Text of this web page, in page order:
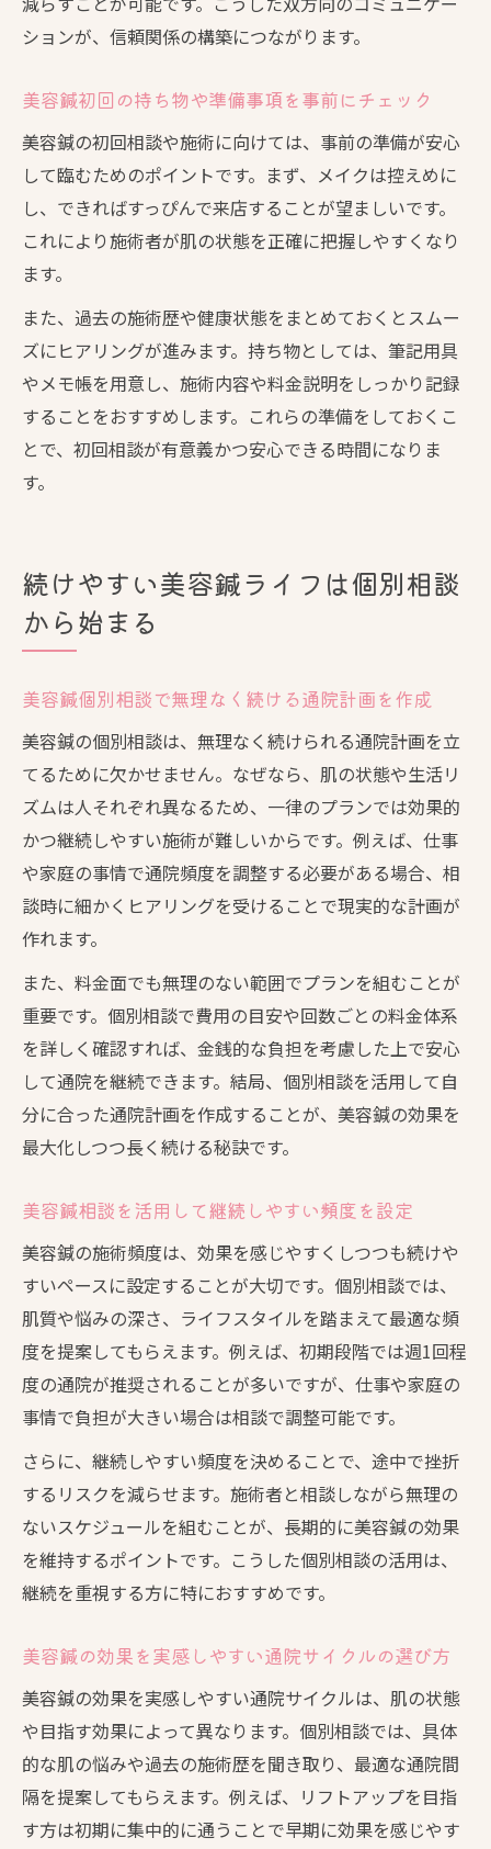
ションが、信頼関係の構築につながります。
美容鍼初回の持ち物や準備事項を事前にチェック
美容鍼の初回相談や施術に向けては、事前の準備が安心
して臨むためのポイントです。まず、メイクは控えめに
し、できればすっぴんで来店することが望ましいです。
これにより施術者が肌の状態を正確に把握しやすくなり
ます。
また、過去の施術歴や健康状態をまとめておくとスムー
ズにヒアリングが進みます。持ち物としては、筆記用具
やメモ帳を用意し、施術内容や料金説明をしっかり記録
することをおすすめします。これらの準備をしておくこ
とで、初回相談が有意義かつ安心できる時間になりま
す。
続けやすい美容鍼ライフは個別相談
から始まる
美容鍼個別相談で無理なく続ける通院計画を作成
美容鍼の個別相談は、無理なく続けられる通院計画を立
てるために欠かせません。なぜなら、肌の状態や生活リ
ズムは人それぞれ異なるため、一律のプランでは効果的
かつ継続しやすい施術が難しいからです。例えば、仕事
や家庭の事情で通院頻度を調整する必要がある場合、相
談時に細かくヒアリングを受けることで現実的な計画が
作れます。
また、料金面でも無理のない範囲でプランを組むことが
重要です。個別相談で費用の目安や回数ごとの料金体系
を詳しく確認すれば、金銭的な負担を考慮した上で安心
して通院を継続できます。結局、個別相談を活用して自
分に合った通院計画を作成することが、美容鍼の効果を
最大化しつつ長く続ける秘訣です。
美容鍼相談を活用して継続しやすい頻度を設定
美容鍼の施術頻度は、効果を感じやすくしつつも続けや
すいペースに設定することが大切です。個別相談では、
肌質や悩みの深さ、ライフスタイルを踏まえて最適な頻
度を提案してもらえます。例えば、初期段階では週1回程
度の通院が推奨されることが多いですが、仕事や家庭の
事情で負担が大きい場合は相談で調整可能です。
さらに、継続しやすい頻度を決めることで、途中で挫折
するリスクを減らせます。施術者と相談しながら無理の
ないスケジュールを組むことが、長期的に美容鍼の効果
を維持するポイントです。こうした個別相談の活用は、
継続を重視する方に特におすすめです。
美容鍼の効果を実感しやすい通院サイクルの選び方
美容鍼の効果を実感しやすい通院サイクルは、肌の状態
や目指す効果によって異なります。個別相談では、具体
的な肌の悩みや過去の施術歴を聞き取り、最適な通院間
隔を提案してもらえます。例えば、リフトアップを目指
す方は初期に集中的に通うことで早期に効果を感じやす